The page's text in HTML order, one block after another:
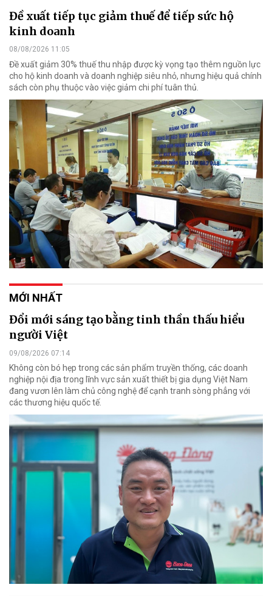
Đề xuất tiếp tục giảm thuế để tiếp sức hộ
kinh doanh
08/08/2026 11:05
Đề xuất giảm 30% thuế thu nhập được kỳ vọng tạo thêm nguồn lực
cho hộ kinh doanh và doanh nghiệp siêu nhỏ, nhưng hiệu quả chính
sách còn phụ thuộc vào việc giảm chi phí tuân thủ.
MỚI NHẤT
Đổi mới sáng tạo bằng tinh thần thấu hiểu
người Việt
09/08/2026 07:14
Không còn bó hẹp trong các sản phẩm truyền thống, các doanh
nghiệp nội địa trong lĩnh vực sản xuất thiết bị gia dụng Việt Nam
đang vươn lên làm chủ công nghệ để cạnh tranh sòng phẳng với
các thương hiệu quốc tế.